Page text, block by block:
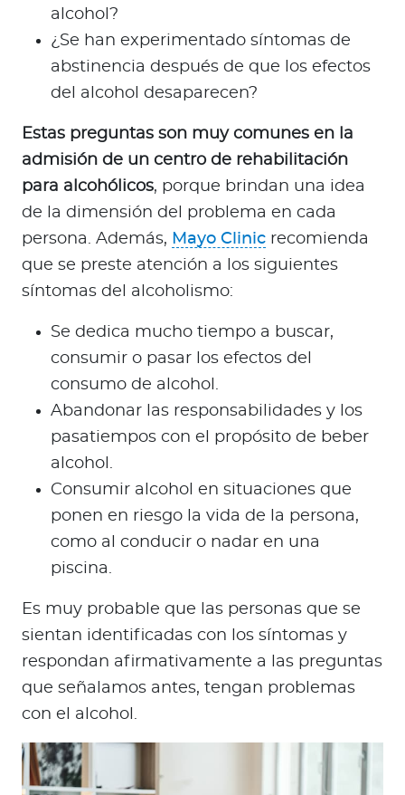
alcohol?
¿Se han experimentado síntomas de
abstinencia después de que los efectos
del alcohol desaparecen?
Estas preguntas son muy comunes en la
admisión de un centro de rehabilitación
para alcohólicos, porque brindan una idea
de la dimensión del problema en cada
persona. Además, Mayo Clinic recomienda
que se preste atención a los siguientes
síntomas del alcoholismo:
Se dedica mucho tiempo a buscar,
consumir o pasar los efectos del
consumo de alcohol.
Abandonar las responsabilidades y los
pasatiempos con el propósito de beber
alcohol.
Consumir alcohol en situaciones que
ponen en riesgo la vida de la persona,
como al conducir o nadar en una
piscina.
Es muy probable que las personas que se
sientan identificadas con los síntomas y
respondan afirmativamente a las preguntas
que señalamos antes, tengan problemas
con el alcohol.